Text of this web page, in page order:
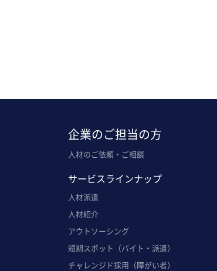
企業のご担当の方
人材のご依頼・ご相談
サービスラインナップ
人材派遣
人材紹介
アウトソーシング
短期スポット（バイト・派遣）
チャレンジド採用（障がい者）